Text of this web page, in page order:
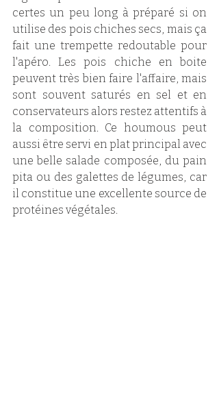
certes un peu long à préparé si on
utilise des pois chiches secs, mais ça
fait une trempette redoutable pour
l'apéro. Les pois chiche en boite
peuvent très bien faire l'affaire, mais
sont souvent saturés en sel et en
conservateurs alors restez attentifs à
la composition. Ce houmous peut
aussi être servi en plat principal avec
une belle salade composée, du pain
pita ou des galettes de légumes, car
il constitue une excellente source de
protéines végétales.